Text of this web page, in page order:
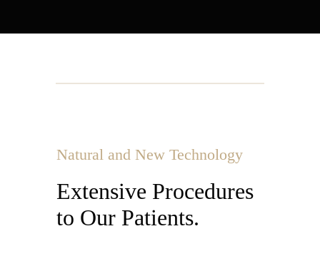
Natural and New Technology
Extensive Procedures
to Our Patients.